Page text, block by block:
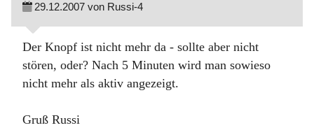
29.12.2007 von Russi-4
Der Knopf ist nicht mehr da - sollte aber nicht
stören, oder? Nach 5 Minuten wird man sowieso
nicht mehr als aktiv angezeigt.
Gruß Russi